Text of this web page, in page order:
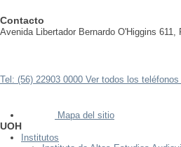
Contacto
Avenida Libertador Bernardo O'Higgins 611,
Tel: (56) 22903 0000 Ver todos los teléfonos
Mapa del sitio
UOH
Institutos